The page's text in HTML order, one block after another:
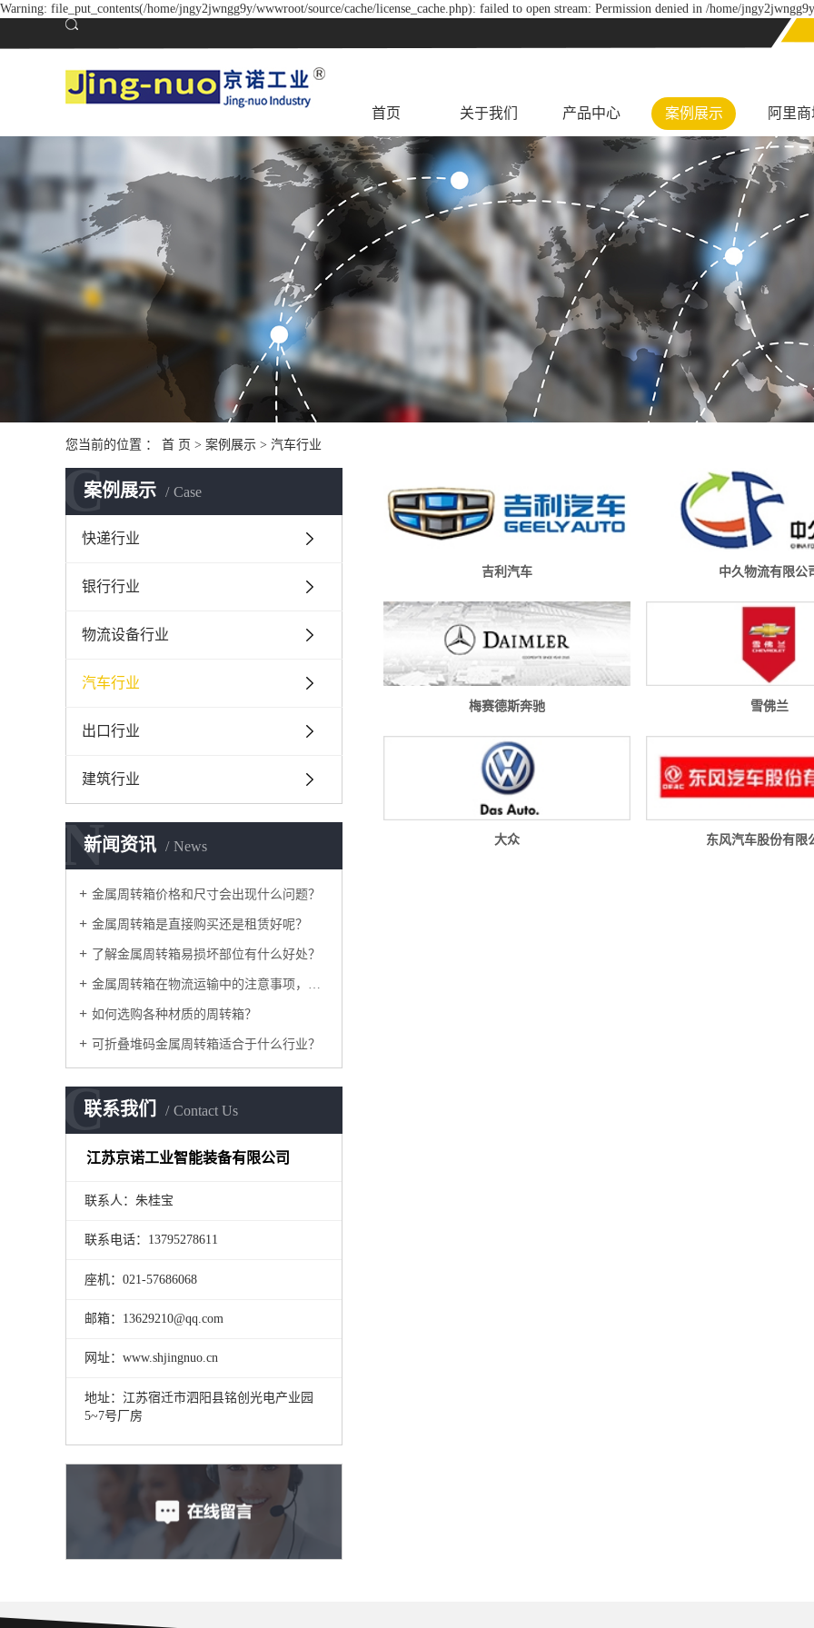
Warning: file_put_contents(/home/jngy2jwngg9y/wwwroot/source/cache/license_cache.php): failed to open stream: Permission denied in /home/
首页 关于我们 产品中心 案例展示 阿里
您当前的位置 ： 首 页 > 案例展示 > 汽车行业
案例展示 Case
C
快递行业
银行行业
物流设备行业
汽车行业
出口行业
建筑行业
新闻资讯 News
N
金属周转箱价格和尺寸会出现什么问题？
金属周转箱是直接购买还是租赁好呢？
了解金属周转箱易损坏部位有什么好处？
金属周转箱在物流运输中的注意事项，如何采购？
如何选购各种材质的周转箱？
可折叠堆码金属周转箱适合于什么行业？
联系我们 Contact Us
C
江苏京诺工业智能装备有限公司
联系人：朱桂宝
联系电话：13795278611
座机：021-57686068
邮箱：13629210@qq.com
网址：www.shjingnuo.cn
地址：江苏宿迁市泗阳县铭创光电产业园
5~7号厂房
吉利汽车 中久物流有限公
梅赛德斯奔驰 雪佛兰
大众 东风汽车股份有限